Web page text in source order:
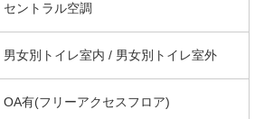
セントラル空調
男女別トイレ室内 / 男女別トイレ室外
OA有(フリーアクセスフロア)